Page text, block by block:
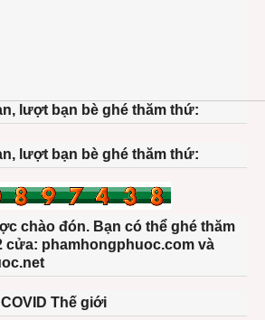
lượt bạn bè ghé thăm thứ:
lượt bạn bè ghé thăm thứ:
chào đón. Bạn có thể ghé thăm
cửa: phamhongphuoc.com và
Thế giới